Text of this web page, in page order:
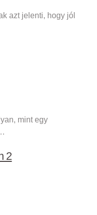
azt jelenti, hogy jól
mint egy
2